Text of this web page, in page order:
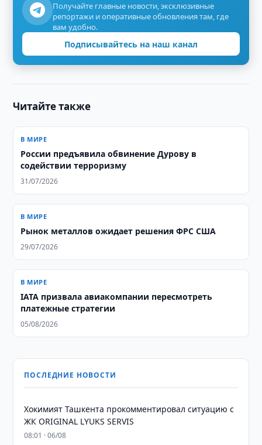
Получайте главные новости, эксклюзивные
репортажи и оперативные обновления там, где
вам удобно.
Подписывайтесь на наш канал
Читайте также
В МИРЕ
России предъявила обвинение Дурову в
содействии терроризму
31/07/2026
В МИРЕ
Рынок металлов ожидает решения ФРС США
29/07/2026
В МИРЕ
IATA призвала авиакомпании пересмотреть
платежные стратегии
05/08/2026
ПОСЛЕДНИЕ НОВОСТИ
Хокимият Ташкента прокомментировал ситуацию с
ЖК ORIGINAL LYUKS SERVIS
08:01 · 06/08